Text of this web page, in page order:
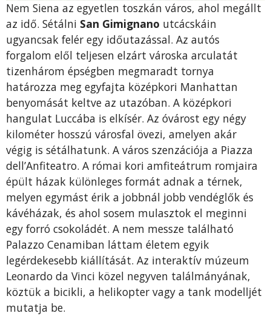
Nem Siena az egyetlen toszkán város, ahol megállt
az idő. Sétálni San Gimignano utcácskáin
ugyancsak felér egy időutazással. Az autós
forgalom elől teljesen elzárt városka arculatát
tizenhárom épségben megmaradt tornya
határozza meg egyfajta középkori Manhattan
benyomását keltve az utazóban. A középkori
hangulat Luccába is elkísér. Az óvárost egy négy
kilométer hosszú városfal övezi, amelyen akár
végig is sétálhatunk. A város szenzációja a Piazza
dell’Anfiteatro. A római kori amfiteátrum romjaira
épült házak különleges formát adnak a térnek,
melyen egymást érik a jobbnál jobb vendéglők és
kávéházak, és ahol sosem mulasztok el meginni
egy forró csokoládét. A nem messze található
Palazzo Cenamiban láttam életem egyik
legérdekesebb kiállítását. Az interaktív múzeum
Leonardo da Vinci közel negyven találmányának,
köztük a bicikli, a helikopter vagy a tank modelljét
mutatja be.